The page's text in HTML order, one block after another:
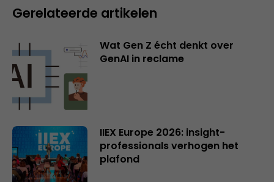
Gerelateerde artikelen
Wat Gen Z écht denkt over
GenAI in reclame
IIEX Europe 2026: insight-
professionals verhogen het
plafond